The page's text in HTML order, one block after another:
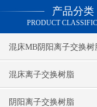
产品分类
PRODUCT
混床MB阴阳离子交换树
混床离子交换树脂
阴阳离子交换树脂